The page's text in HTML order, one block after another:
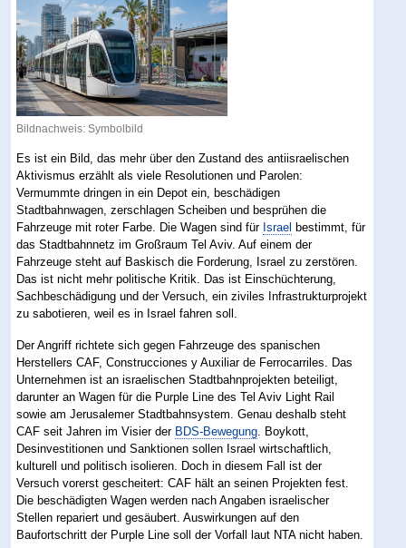
Bildnachweis: Symbolbild
Es ist ein Bild, das mehr über den Zustand des antiisraelischen
Aktivismus erzählt als viele Resolutionen und Parolen:
Vermummte dringen in ein Depot ein, beschädigen
Stadtbahnwagen, zerschlagen Scheiben und besprühen die
Fahrzeuge mit roter Farbe. Die Wagen sind für Israel bestimmt, für
das Stadtbahnnetz im Großraum Tel Aviv. Auf einem der
Fahrzeuge steht auf Baskisch die Forderung, Israel zu zerstören.
Das ist nicht mehr politische Kritik. Das ist Einschüchterung,
Sachbeschädigung und der Versuch, ein ziviles Infrastrukturprojekt
zu sabotieren, weil es in Israel fahren soll.
Der Angriff richtete sich gegen Fahrzeuge des spanischen
Herstellers CAF, Construcciones y Auxiliar de Ferrocarriles. Das
Unternehmen ist an israelischen Stadtbahnprojekten beteiligt,
darunter an Wagen für die Purple Line des Tel Aviv Light Rail
sowie am Jerusalemer Stadtbahnsystem. Genau deshalb steht
CAF seit Jahren im Visier der BDS-Bewegung . Boykott,
Desinvestitionen und Sanktionen sollen Israel wirtschaftlich,
kulturell und politisch isolieren. Doch in diesem Fall ist der
Versuch vorerst gescheitert: CAF hält an seinen Projekten fest.
Die beschädigten Wagen werden nach Angaben israelischer
Stellen repariert und gesäubert. Auswirkungen auf den
Baufortschritt der Purple Line soll der Vorfall laut NTA nicht haben.